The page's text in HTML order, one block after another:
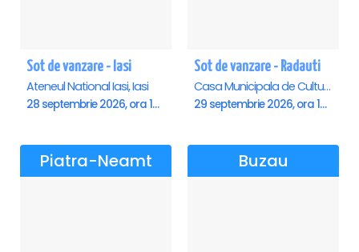
Sot de vanzare - Iasi
Ateneul National Iasi, Iasi
28 septembrie 2026, ora 19:00
Sot de vanzare - Radauti
Casa Municipala de Cultura, Radauti
29 septembrie 2026, ora 19:00
Piatra-Neamt Buzau